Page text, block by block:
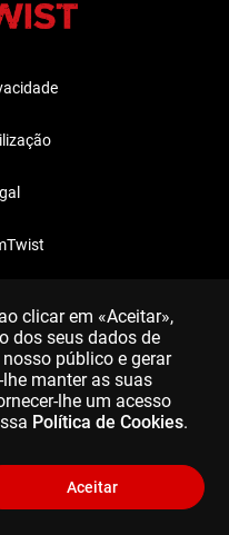
clicar em «Aceitar»,
dos seus dados de
público e gerar
manter as suas
lhe um acesso
Política de Cookies.
Aceitar